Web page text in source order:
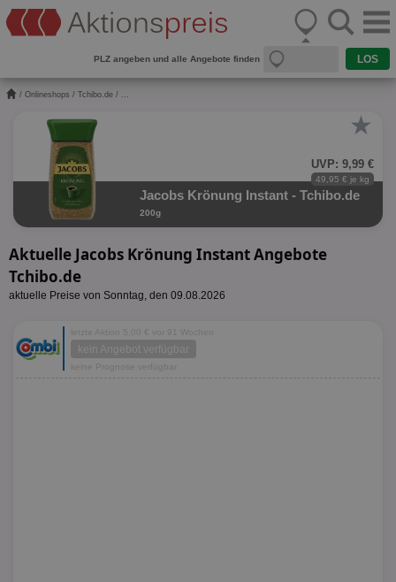
PLZ angeben und alle Angebote finden
/ Onlineshops / Tchibo.de / ...
★
UVP: 9,99 €
49,95 € je kg
Jacobs Krönung Instant - Tchibo.de
200g
Aktuelle Jacobs Krönung Instant Angebote
Tchibo.de
aktuelle Preise von Sonntag, den 09.08.2026
letzte Aktion 5,00 € vor 91 Wochen
kein Angebot verfügbar
keine Prognose verfügbar